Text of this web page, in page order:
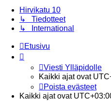
Hirvikatu 10
↳ Tiedotteet
↳ International
Etusivu
Viesti Ylläpidolle
Kaikki ajat ovat
Poista evästeet
Kaikki ajat ovat